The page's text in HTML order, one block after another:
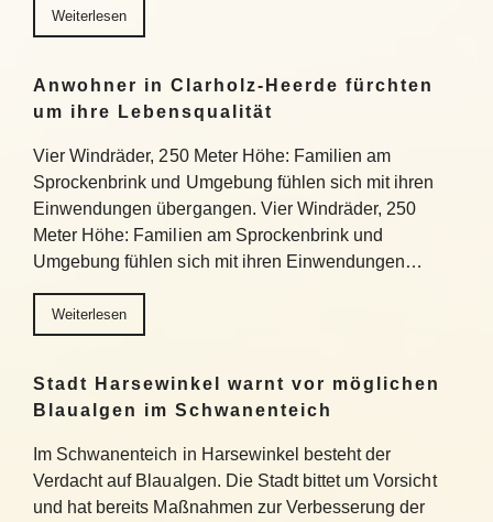
Weiterlesen
Anwohner in Clarholz-Heerde fürchten
um ihre Lebensqualität
Vier Windräder, 250 Meter Höhe: Familien am
Sprockenbrink und Umgebung fühlen sich mit ihren
Einwendungen übergangen. Vier Windräder, 250
Meter Höhe: Familien am Sprockenbrink und
Umgebung fühlen sich mit ihren Einwendungen…
Weiterlesen
Stadt Harsewinkel warnt vor möglichen
Blaualgen im Schwanenteich
Im Schwanenteich in Harsewinkel besteht der
Verdacht auf Blaualgen. Die Stadt bittet um Vorsicht
und hat bereits Maßnahmen zur Verbesserung der